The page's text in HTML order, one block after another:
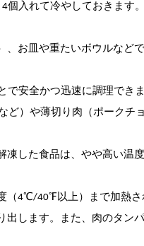
入れて冷やしておきます。
、お皿や重たいボウルなど
安全かつ迅速に調理できま
ど）や薄切り肉（ポークチ
凍した食品は、やや高い温
（4℃/40℉以上）まで加熱さ
出します。また、肉のタン